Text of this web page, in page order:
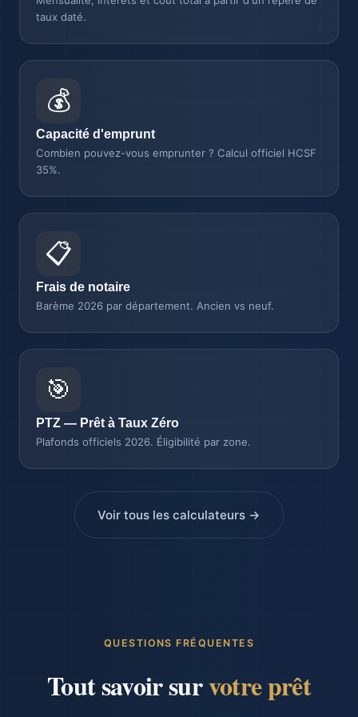
taux daté.
💰
Capacité d'emprunt
Combien pouvez-vous emprunter ? Calcul officiel HCSF
35%.
📋
Frais de notaire
Barème 2026 par département. Ancien vs neuf.
🎯
PTZ — Prêt à Taux Zéro
Plafonds officiels 2026. Éligibilité par zone.
Voir tous les calculateurs →
QUESTIONS FRÉQUENTES
Tout savoir survotre prêt